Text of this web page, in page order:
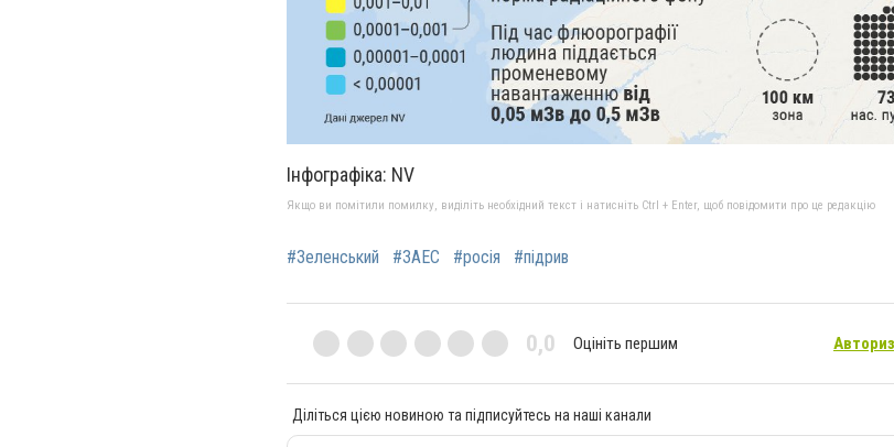
Інфографіка: NV
Якщо ви помітили помилку, виділіть необхідний текст і натисніть Ctrl + Enter, щоб повідомити про це редакцію
#Зеленський #ЗАЕС #росія #підрив
0,0 Оцініть першим
Діліться цією новиною та підписуйтесь на наші канали